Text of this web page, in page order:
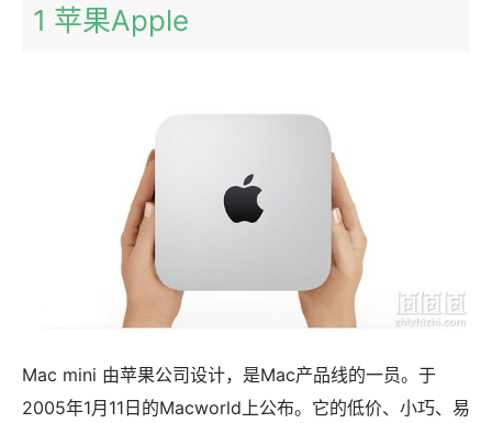
1 苹果Apple
Mac mini 由苹果公司设计，是Mac产品线的一员。于
2005年1月11日的Macworld上公布。它的低价、小巧、易